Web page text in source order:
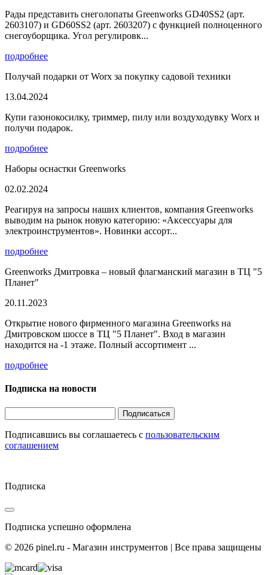
Рады представить снеголопаты Greenworks GD40SS2 (арт.
2603107) и GD60SS2 (арт. 2603207) с функцией полноценного
снегоуборщика. Угол регулировк...
подробнее
Получай подарки от Worx за покупку садовой техники
13.04.2024
Купи газонокосилку, триммер, пилу или воздуходувку Worx и
получи подарок.
подробнее
Наборы оснастки Greenworks
02.02.2024
Реагируя на запросы наших клиентов, компания Greenworks
выводим на рынок новую категорию: «Аксессуары для
электроинструментов». Новинки ассорт...
подробнее
Greenworks Дмитровка – новый флагманский магазин в ТЦ "5
Планет"
20.11.2023
Открытие нового фирменного магазина Greenworks на
Дмитровском шоссе в ТЦ "5 Планет". Вход в магазин
находится на -1 этаже. Полный ассортимент ...
подробнее
Подписка на новости
Подписаться
Подписавшись вы соглашаетесь с пользовательским
соглашением
Подписка
Подписка успешно оформлена
© 2026 pinel.ru - Магазин инструментов | Все права защищены